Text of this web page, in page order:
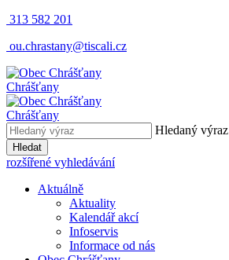
313 582 201
ou.chrastany@tiscali.cz
Chrášťany
Chrášťany
Hledaný výraz
Hledat
rozšířené vyhledávání
Aktuálně
Aktuality
Kalendář akcí
Infoservis
Informace od nás